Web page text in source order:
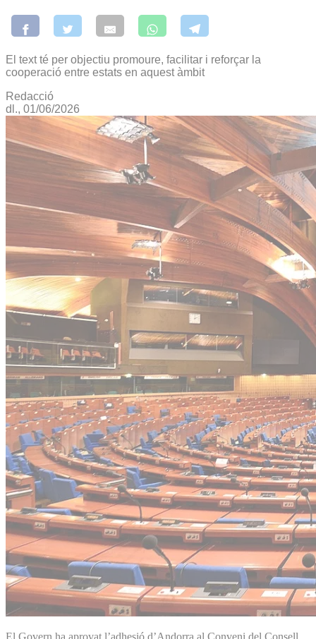
El text té per objectiu promoure, facilitar i reforçar la
cooperació entre estats en aquest àmbit
Redacció
dl., 01/06/2026
El Govern ha aprovat l’adhesió d’Andorra al Conveni del Consell